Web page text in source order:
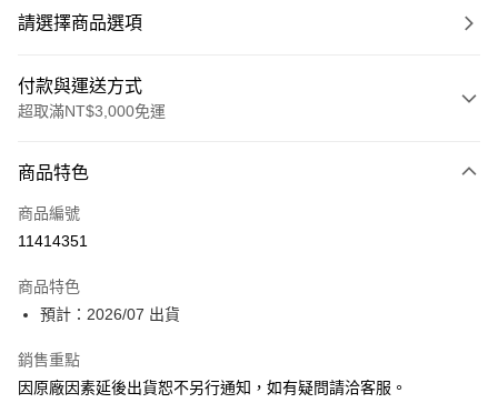
請選擇商品選項
付款與運送方式
超取滿NT$3,000免運
信用卡一次付款
超商取貨付款
大哥付你分期
【大哥付你分期使用說明】
1.本服務由台灣大哥大提供，台灣大哥大用戶可立即使用無須另外申請。
ATM付款
商品特色
商品編號
11414351
商品特色
預計：2026/07 出貨
銷售重點
因原廠因素延後出貨恕不另行通知，如有疑問請洽客服。